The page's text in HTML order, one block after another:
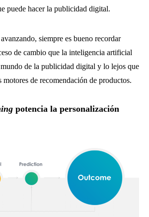
puede hacer la publicidad digital.
siempre es bueno recordar
de cambio que la inteligencia artificial
de la publicidad digital y lo lejos que
motores de recomendación de productos.
potencia la personalización